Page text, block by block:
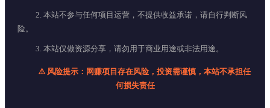
2. 本站不参与任何项目运营，不提供收益承诺，请自行判断风
险。
3. 本站仅做资源分享，请勿用于商业用途或非法用途。
⚠️ 风险提示：网赚项目存在风险，投资需谨慎，本站不承担任
何损失责任